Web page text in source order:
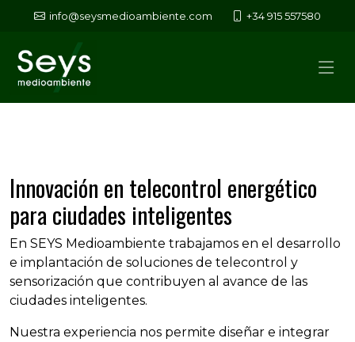
info@seysmedioambiente.com +34 915 557580
Innovación en telecontrol energético
para ciudades inteligentes
En SEYS Medioambiente trabajamos en el desarrollo
e implantación de soluciones de telecontrol y
sensorización que contribuyen al avance de las
ciudades inteligentes.
Nuestra experiencia nos permite diseñar e integrar